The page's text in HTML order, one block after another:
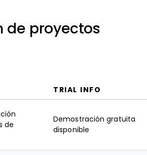
de proyectos
TRIAL INFO
de
Demostración gratuita
disponible